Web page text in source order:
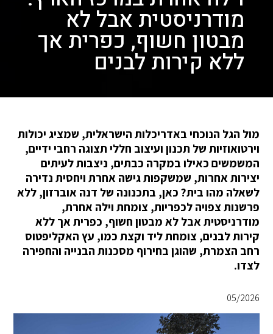
מודרניסטית אבל לא
מבטון חשוף, כפרית אך
ללא קירות לבנים
מול הגל הנוכחי באדריכלות הישראלית, שמציג יכולות
וירטואוזיות של תכנון ועיצוב חללי תצוגה רחבי ידיים,
המשמשים כאילו במקרה כבתים, ניצבות לעיתים
יצירות אחרות, שמשקפות גישה אחרת ויחסית נדירה
לשאלה מהו בית? כאן, בתכנונה של דנה אוברזון, ללא
פרשנות צפויה לכפריות, צומחת וילה אחרת,
מודרניסטית אבל לא מבטון חשוף, כפרית אך ללא
קירות לבנים, צומחת ליד וקצת כמו, עץ האקליפטוס
רחב הצמרת, שהוגן בחירוף מסכנות הבנייה והחפירה
לצדו.
05/2026